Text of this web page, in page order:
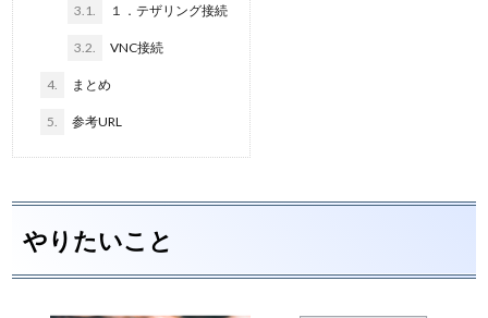
3.1. １．テザリング接続
3.2. VNC接続
4. まとめ
5. 参考URL
やりたいこと